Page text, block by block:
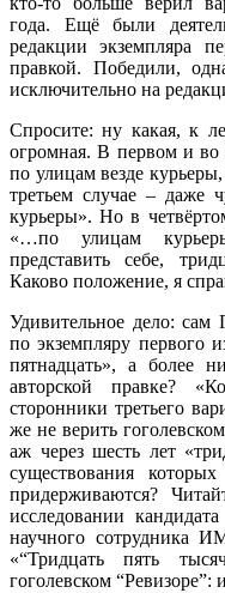
года. Ещё были
редакции экземпляра
правкой. Победили,
исключительно на
Спросите: ну какая, к
огромная. В первом и
по улицам везде
третьем случае – даже
курьеры». Но в
«…по улицам
представить себе,
Каково положение, я
Удивительное дело: сам
по экземпляру первого
пятнадцать», а более
авторской правке?
сторонники третьего
же не верить
аж через шесть лет
существования
придерживаются?
исследовании
научного сотрудника
«“Тридцать пять
гоголевском “Ревизоре”: